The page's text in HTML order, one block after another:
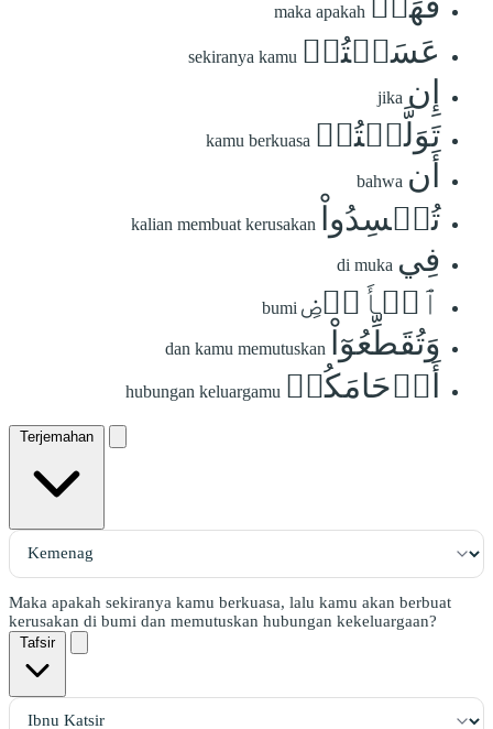
maka apakah
عَسَيۡتُمۡ sekiranya kamu
إِن jika
تَوَلَّيۡتُمۡ kamu berkuasa
أَن bahwa
تُفۡسِدُواْ kalian membuat kerusakan
فِي di muka
ٱلۡأَرۡضِ bumi
وَتُقَطِّعُوٓاْ dan kamu memutuskan
أَرۡحَامَكُمۡ hubungan keluargamu
Terjemahan
Maka apakah sekiranya kamu berkuasa, lalu kamu akan berbuat
kerusakan di bumi dan memutuskan hubungan kekeluargaan?
Tafsir